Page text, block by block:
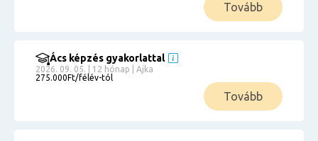
Tovább
Ács képzés gyakorlattal
2026. 09. 05. | 12 hónap | Ajka
275.000Ft/félév-tól
Tovább